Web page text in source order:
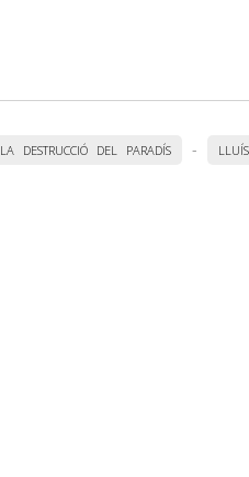
LA DESTRUCCIÓ DEL PARADÍS - LLUÍS